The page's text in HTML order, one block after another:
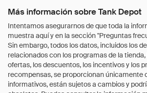
Más información sobre Tank Depot
Intentamos asegurarnos de que toda la
muestra aquí y en la sección "Preguntas
Sin embargo, todos los datos, incluidos los
relacionados con los programas de la
ofertas, los descuentos, los incentivos y los
recompensas, se proporcionan únicamente
informativos, están sujetos a cambios y